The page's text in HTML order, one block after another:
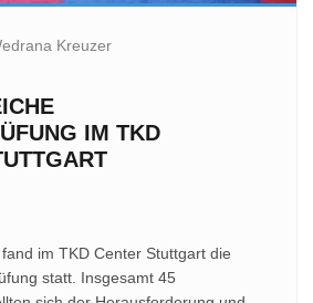
Kreuzer
IM TKD
im TKD Center Stuttgart die
statt. Insgesamt 45